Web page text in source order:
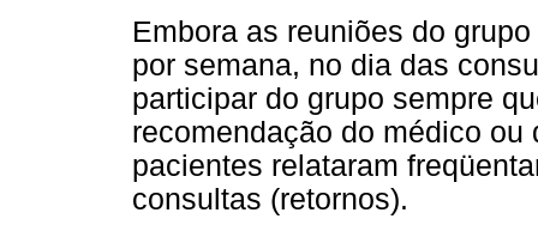
Embora as reuniões do
por semana, no dia das
participar do grupo sempre
recomendação do médico
pacientes relataram
consultas (retornos).